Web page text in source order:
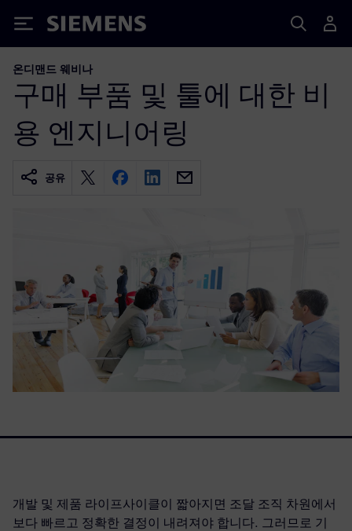
Siemens
온디맨드 웨비나
구매 부품 및 툴에 대한 비
용 엔지니어링
공유
개발 및 제품 라이프사이클이 짧아지면 조달 조직 차원에서
보다 빠르고 정확한 결정이 내려져야 합니다. 그러므로 기